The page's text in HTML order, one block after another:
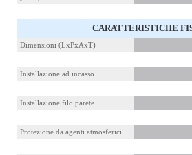
CARATTERISTICHE
Dimensioni (LxPxAxT)
Installazione ad incasso
Installazione filo parete
Protezione da agenti atmosferici